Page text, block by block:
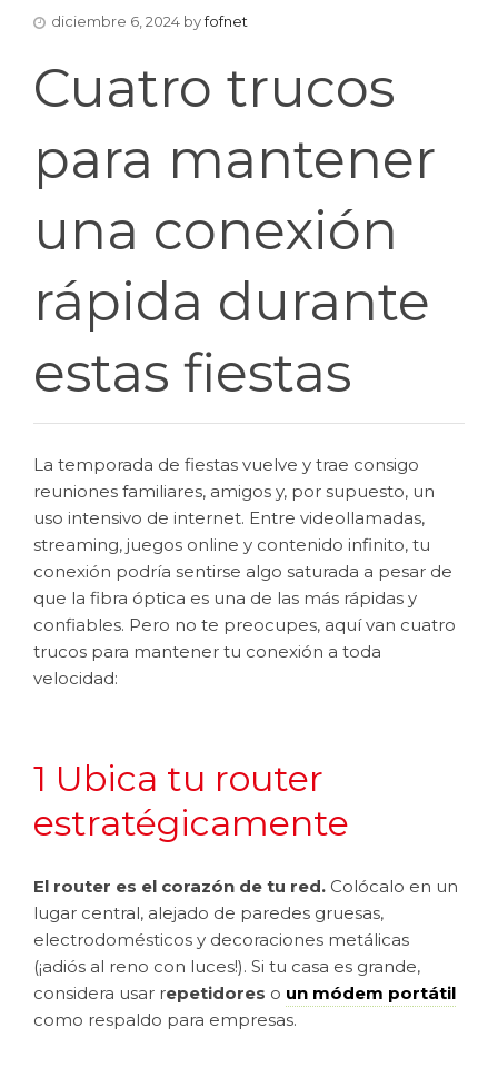
diciembre 6, 2024 byfofnet
Cuatro trucos
para mantener
una conexión
rápida durante
estas fiestas
La temporada de fiestas vuelve y trae consigo
reuniones familiares, amigos y, por supuesto, un
uso intensivo de internet. Entre videollamadas,
streaming, juegos online y contenido infinito, tu
conexión podría sentirse algo saturada a pesar de
que la fibra óptica es una de las más rápidas y
confiables. Pero no te preocupes, aquí van cuatro
trucos para mantener tu conexión a toda
velocidad:
1 Ubica tu router
estratégicamente
El router es el corazón de tu red. Colócalo en un
lugar central, alejado de paredes gruesas,
electrodomésticos y decoraciones metálicas
(¡adiós al reno con luces!). Si tu casa es grande,
considera usar repetidores o un módem portátil
como respaldo para empresas.